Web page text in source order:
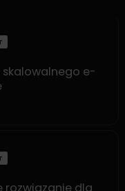
e-